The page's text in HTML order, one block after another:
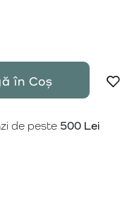
în Coș
de peste 500 Lei